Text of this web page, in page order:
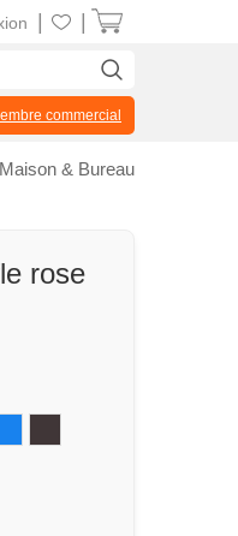
rose
commercial
Maison & Bureau